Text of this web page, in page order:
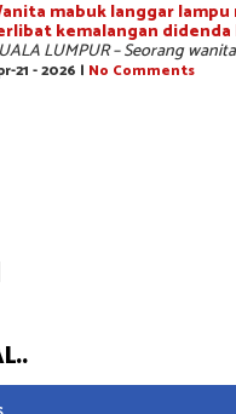
mabuk langgar lampu
kemalangan didenda
LUMPUR – Seorang
21 - 2026 | No Comments